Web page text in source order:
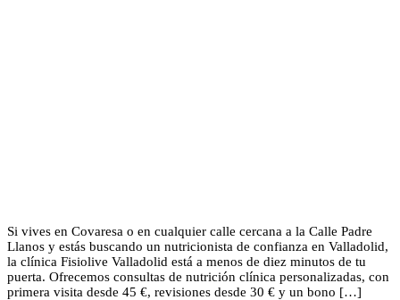
Si vives en Covaresa o en cualquier calle cercana a la Calle Padre
Llanos y estás buscando un nutricionista de confianza en Valladolid,
la clínica Fisiolive Valladolid está a menos de diez minutos de tu
puerta. Ofrecemos consultas de nutrición clínica personalizadas, con
primera visita desde 45 €, revisiones desde 30 € y un bono […]